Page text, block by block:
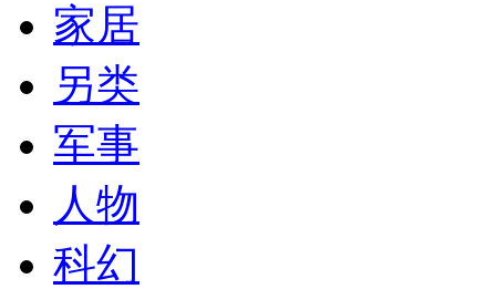
家居
另类
军事
人物
科幻